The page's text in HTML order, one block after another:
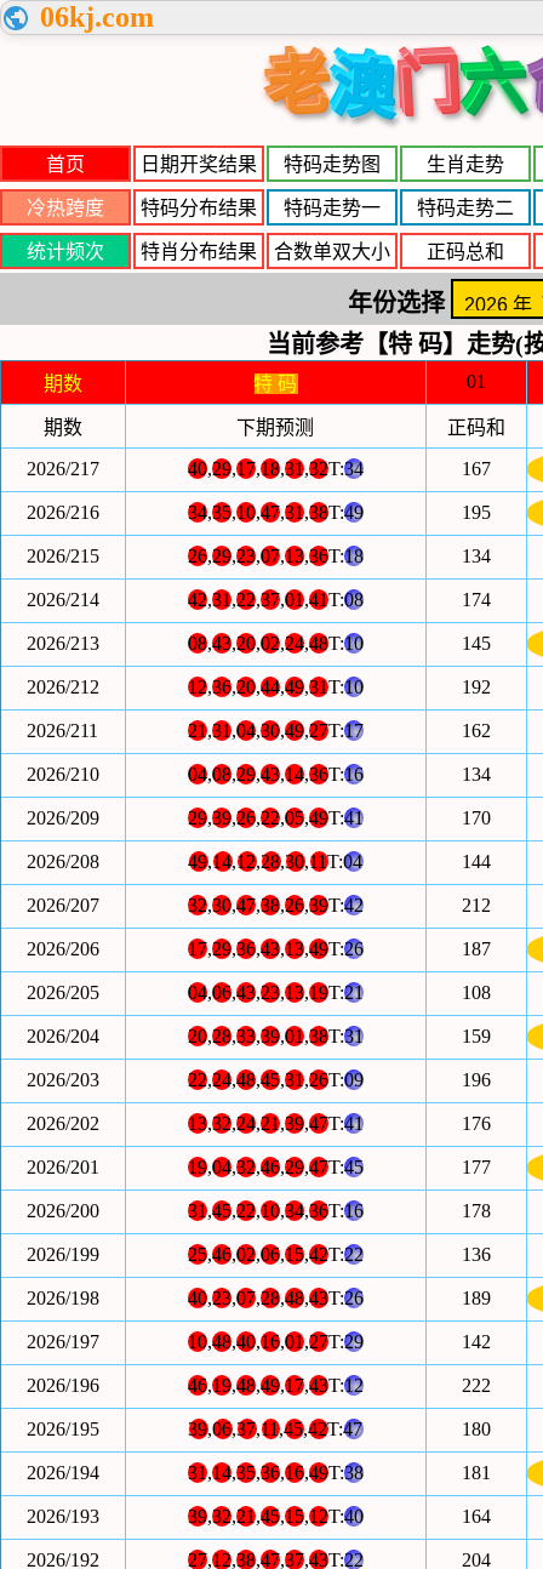
06kj.com
老澳门六
首页 日期开奖结果 特码走势图 生肖走势
冷热跨度 特码分布结果 特码走势一 特码走势二
统计频次 特肖分布结果 合数单双大小 正码总和
年份选择
当前参考【特 码】走势(
期数 特 码 01
期数 下期预测
正码和
2026/217
40,29,17,18,31,32T:34 167
2026/216 34,35,10,47,31,38T:49 195
2026/215 26,29,23,07,13,36T:18 134
2026/214 42,31,22,37,01,41T:08 174
2026/213 08,43,20,02,24,48T:10 145
2026/212 12,36,20,44,49,31T:10 192
2026/211 21,31,04,30,49,27T:17 162
2026/210 04,08,29,43,14,36T:16 134
2026/209 29,39,26,22,05,49T:41 170
2026/208 49,14,12,28,30,11T:04 144
2026/207 32,30,47,38,26,39T:42 212
2026/206 17,29,36,43,13,49T:26 187
2026/205 04,06,43,23,13,19T:21 108
2026/204 20,28,33,39,01,38T:31 159
2026/203 22,24,48,45,31,26T:09 196
2026/202 13,32,24,21,39,47T:41 176
2026/201 19,04,32,46,29,47T:45 177
2026/200 31,45,22,10,34,36T:16 178
2026/199 25,46,02,06,15,42T:22 136
2026/198 40,23,07,28,48,43T:26 189
2026/197 10,48,40,16,01,27T:29 142
2026/196 46,19,48,49,17,43T:12 222
2026/195 39,06,37,11,45,42T:47 180
2026/194 31,14,35,36,16,49T:38 181
2026/193 39,32,21,45,15,12T:40 164
2026/192 27,12,38,47,37,43T:22 204